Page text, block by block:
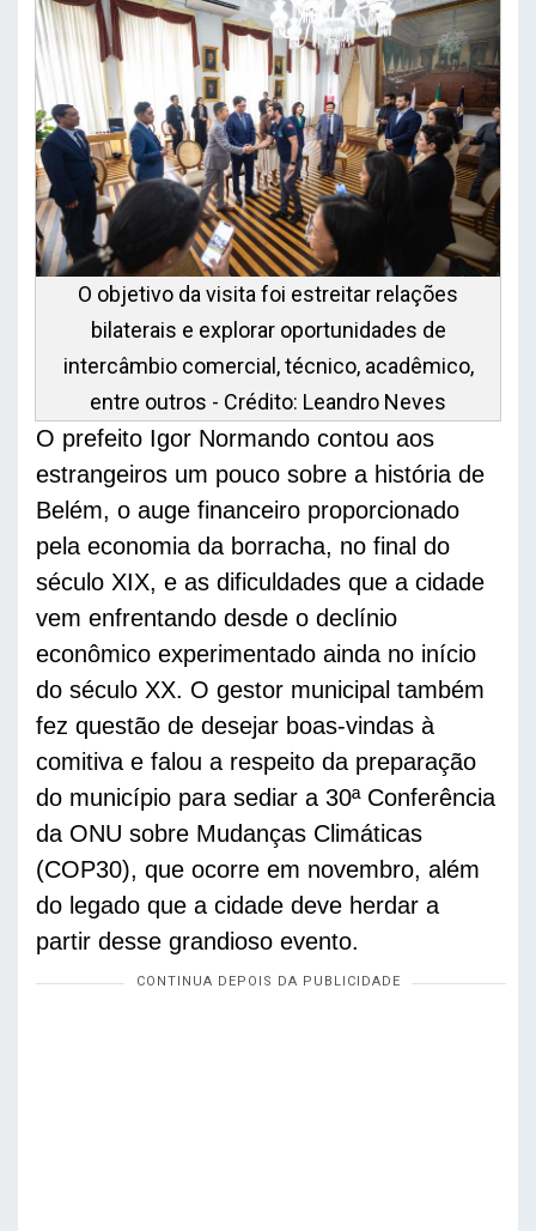
O objetivo da visita foi estreitar relações
bilaterais e explorar oportunidades de
intercâmbio comercial, técnico, acadêmico,
entre outros - Crédito: Leandro Neves
O prefeito Igor Normando contou aos
estrangeiros um pouco sobre a história de
Belém, o auge financeiro proporcionado
pela economia da borracha, no final do
século XIX, e as dificuldades que a cidade
vem enfrentando desde o declínio
econômico experimentado ainda no início
do século XX. O gestor municipal também
fez questão de desejar boas-vindas à
comitiva e falou a respeito da preparação
do município para sediar a 30ª Conferência
da ONU sobre Mudanças Climáticas
(COP30), que ocorre em novembro, além
do legado que a cidade deve herdar a
partir desse grandioso evento.